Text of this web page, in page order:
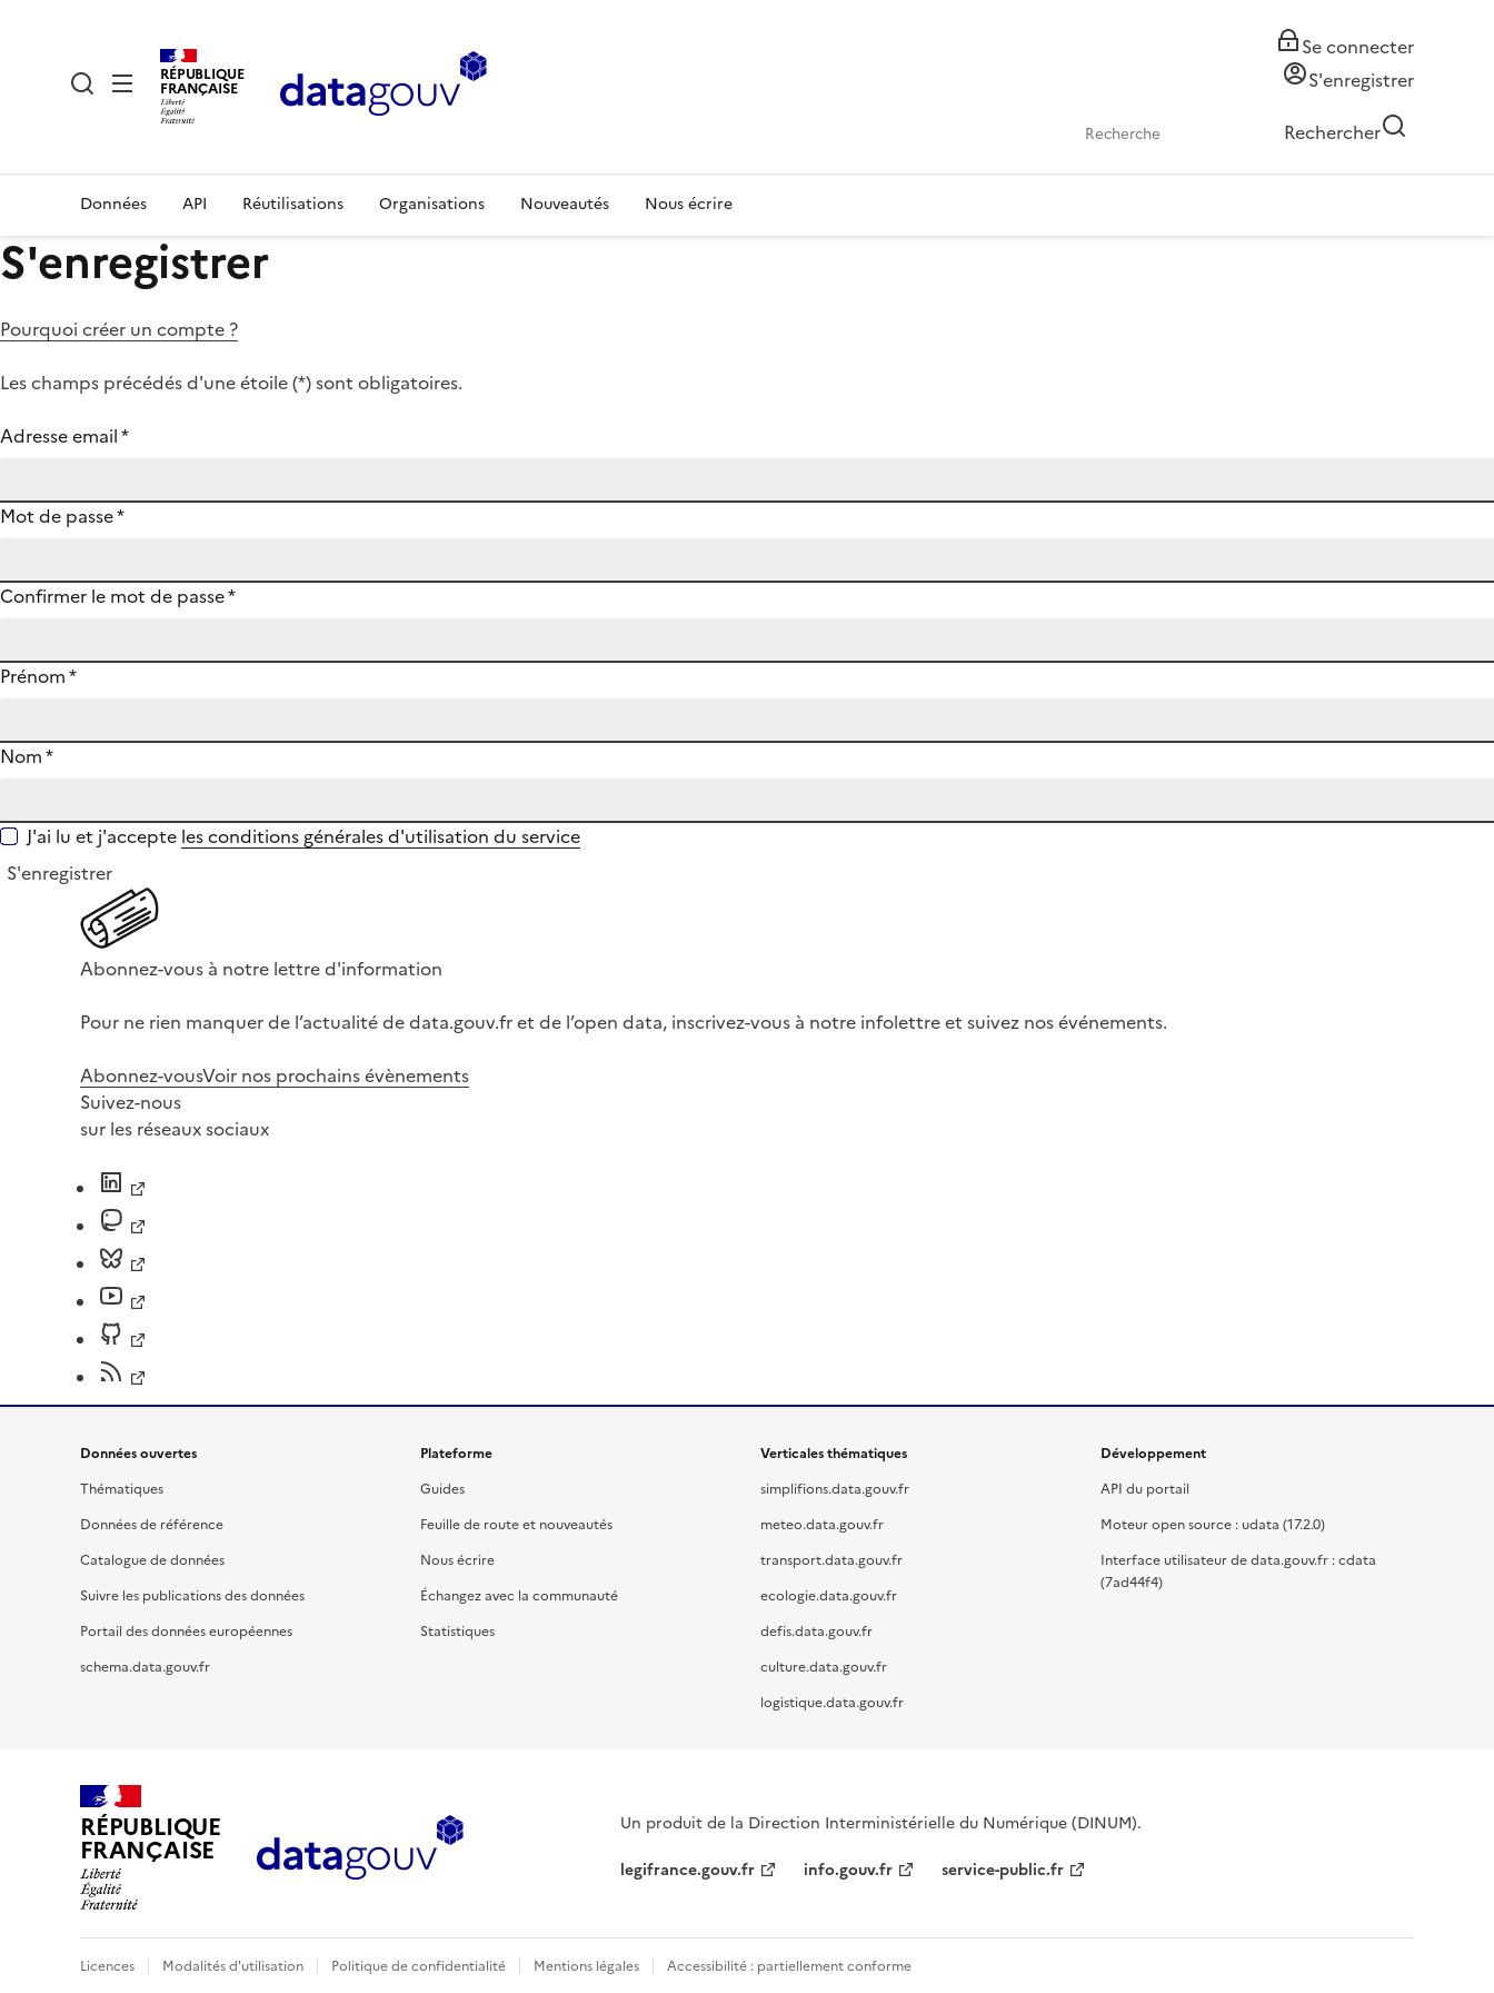
RÉPUBLIQUE
FRANÇAISE
Se connecter
S'enregistrer
Rechercher
Données API Réutilisations Organisations Nouveautés Nous écrire
S'enregistrer
Pourquoi créer un compte ?
Les champs précédés d'une étoile (*) sont obligatoires.
Adresse email*
Mot de passe*
Confirmer le mot de passe*
Prénom*
Nom*
J'ai lu et j'accepte les conditions générales d'utilisation du service
S'enregistrer
Abonnez-vous à notre lettre d'information
Pour ne rien manquer de l’actualité de data.gouv.fr et de l’open data, inscrivez-vous à notre infolettre et suivez nos événements.
Abonnez-vousVoir nos prochains évènements
Suivez-nous
sur les réseaux sociaux
Données ouvertes
Thématiques
Données de référence
Catalogue de données
Suivre les publications des données
Portail des données européennes
schema.data.gouv.fr
Plateforme
Guides
Feuille de route et nouveautés
Nous écrire
Échangez avec la communauté
Statistiques
Verticales thématiques
simplifions.data.gouv.fr
meteo.data.gouv.fr
transport.data.gouv.fr
ecologie.data.gouv.fr
defis.data.gouv.fr
culture.data.gouv.fr
logistique.data.gouv.fr
Développement
API du portail
Moteur open source : udata (17.2.0)
Interface utilisateur de data.gouv.fr : cdata
(7ad44f4)
RÉPUBLIQUE
FRANÇAISE
Un produit de la Direction Interministérielle du Numérique (DINUM).
legifrance.gouv.fr
info.gouv.fr service-public.fr
Licences Modalités d'utilisation Politique de confidentialité Mentions légales Accessibilité : partiellement conforme